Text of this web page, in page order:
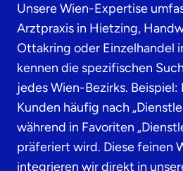
Unsere Wien-Expertise
Arztpraxis in Hietzing,
Ottakring oder Einzelhandel
kennen die spezifischen
jedes Wien-Bezirks.
Kunden häufig nach
während in Favoriten
präferiert wird. Diese feinen
integrieren wir direkt in